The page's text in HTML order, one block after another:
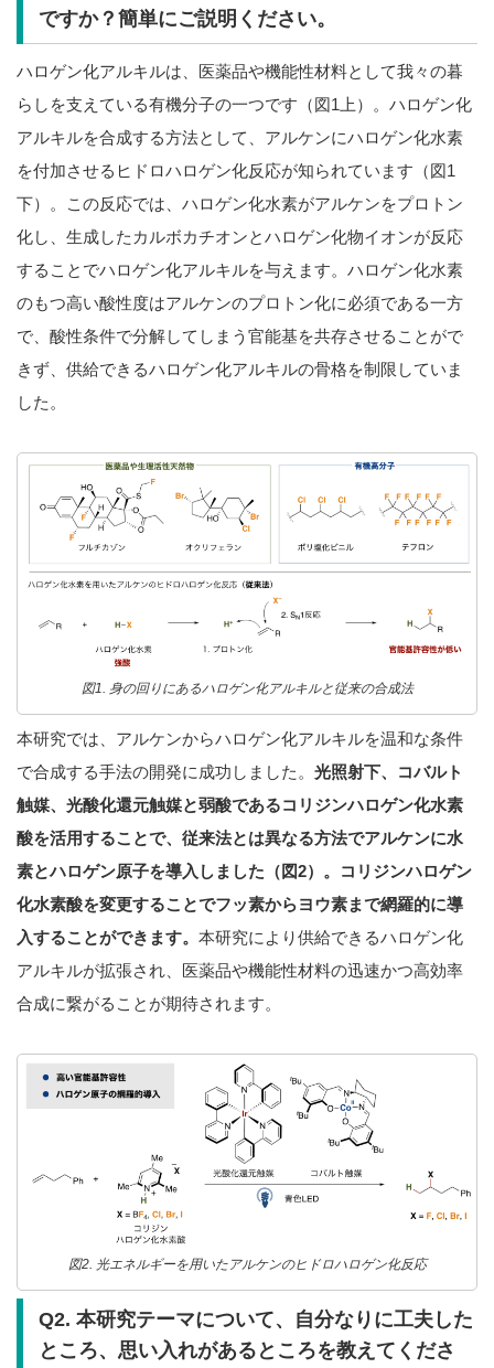
ですか？簡単にご説明ください。
ハロゲン化アルキルは、医薬品や機能性材料として我々の暮
らしを支えている有機分子の一つです（図1上）。ハロゲン化
アルキルを合成する方法として、アルケンにハロゲン化水素
を付加させるヒドロハロゲン化反応が知られています（図1
下）。この反応では、ハロゲン化水素がアルケンをプロトン
化し、生成したカルボカチオンとハロゲン化物イオンが反応
することでハロゲン化アルキルを与えます。ハロゲン化水素
のもつ高い酸性度はアルケンのプロトン化に必須である一方
で、酸性条件で分解してしまう官能基を共存させることがで
きず、供給できるハロゲン化アルキルの骨格を制限していま
した。
図1. 身の回りにあるハロゲン化アルキルと従来の合成法
本研究では、アルケンからハロゲン化アルキルを温和な条件
で合成する手法の開発に成功しました。 光照射下、コバルト
触媒、光酸化還元触媒と弱酸であるコリジンハロゲン化水素
酸を活用することで、従来法とは異なる方法でアルケンに水
素とハロゲン原子を導入しました（図2）。コリジンハロゲン
化水素酸を変更することでフッ素からヨウ素まで網羅的に導
入することができます。 本研究により供給できるハロゲン化
アルキルが拡張され、医薬品や機能性材料の迅速かつ高効率
合成に繋がることが期待されます。
図2. 光エネルギーを用いたアルケンのヒドロハロゲン化反応
Q2. 本研究テーマについて、自分なりに工夫した
ところ、思い入れがあるところを教えてくださ